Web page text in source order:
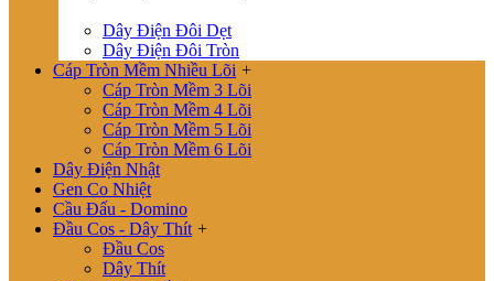
Dây Điện Đôi Dẹt
Dây Điện Đôi Tròn
Cáp Tròn Mềm Nhiều Lõi +
Cáp Tròn Mềm 3 Lõi
Cáp Tròn Mềm 4 Lõi
Cáp Tròn Mềm 5 Lõi
Cáp Tròn Mềm 6 Lõi
Dây Điện Nhật
Gen Co Nhiệt
Cầu Đấu - Domino
Đầu Cos - Dây Thít +
Đầu Cos
Dây Thít